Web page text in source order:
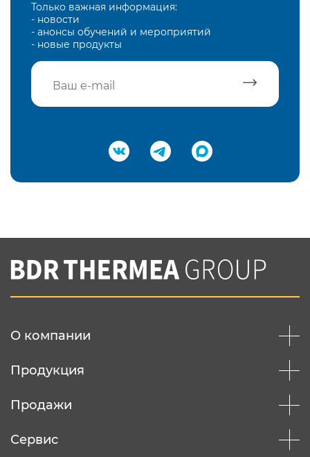
Только важная информация:
- новости
- анонсы обучений и мероприятий
- новые продукты
Подтвердить e-mail
Вы соглашаетесь с нашей политикой
конфеденциальности
О компании
Продукция
Продажи
Сервис